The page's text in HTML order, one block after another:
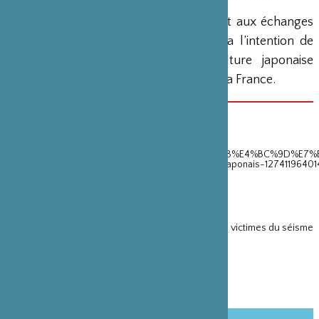
Consacrée spécialement au jumelage et aux échanges
mutuels entre Paris et Kyoto, l’ AAM a l’intention de
diffuser des informations sur la culture japonaise
traditionnelle et également sur celle de la France.
Lassociation-des-arts-et-m%C3%A9tiers-franco-japonais-
Soirée UTAGE, Diner de Gala en faveur des artisans victimes du séisme